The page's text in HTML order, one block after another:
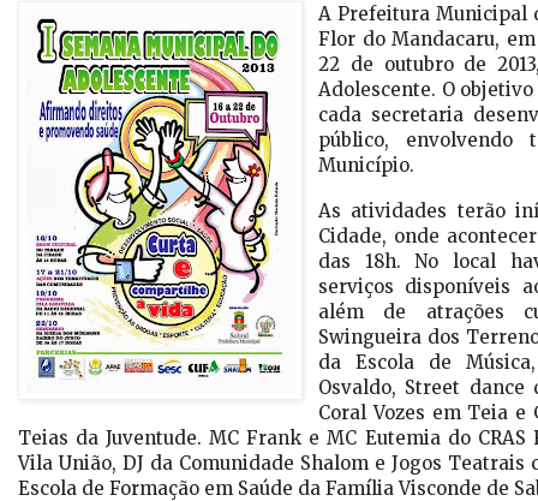
A Prefeitura Municipal
Flor do Mandacaru,
22 de outubro de
Adolescente. O
cada secretaria
público,
Município.
As atividades terão
Cidade, onde
das 18h. No local
serviços disponíveis
além de atrações
Swingueira dos
da Escola de
Osvaldo, Street dance
Coral Vozes em Teia
Teias da Juventude. MC Frank e MC Eutemia do CRAS
Vila União, DJ da Comunidade Shalom e Jogos Teatrais
Escola de Formação em Saúde da Família Visconde de